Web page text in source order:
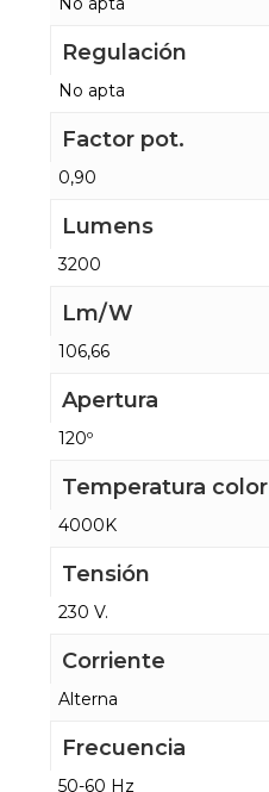
Regulación
No apta
Factor pot.
0,90
Lumens
3200
Lm/W
106,66
Apertura
120º
Temperatura color
4000K
Tensión
230 V.
Corriente
Alterna
Frecuencia
50-60 Hz